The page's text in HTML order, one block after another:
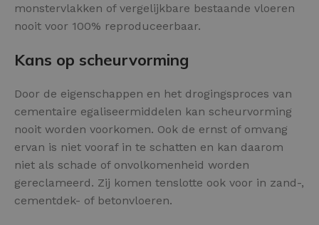
monstervlakken of vergelijkbare bestaande vloeren
nooit voor 100% reproduceerbaar.
Kans op scheurvorming
Door de eigenschappen en het drogingsproces van
cementaire egaliseermiddelen kan scheurvorming
nooit worden voorkomen. Ook de ernst of omvang
ervan is niet vooraf in te schatten en kan daarom
niet als schade of onvolkomenheid worden
gereclameerd. Zij komen tenslotte ook voor in zand-,
cementdek- of betonvloeren.